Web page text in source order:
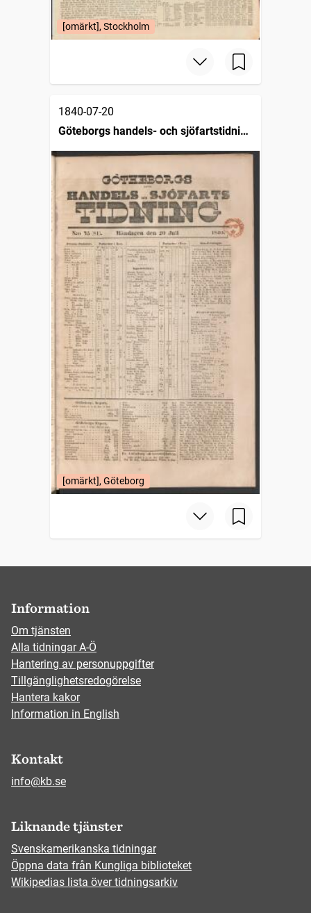
[omärkt], Stockholm
1840-07-20
Göteborgs handels- och sjöfartstidning
[omärkt], Göteborg
Information
Om tjänsten
Alla tidningar A-Ö
Hantering av personuppgifter
Tillgänglighetsredogörelse
Hantera kakor
Information in English
Kontakt
info@kb.se
Liknande tjänster
Svenskamerikanska tidningar
Öppna data från Kungliga biblioteket
Wikipedias lista över tidningsarkiv